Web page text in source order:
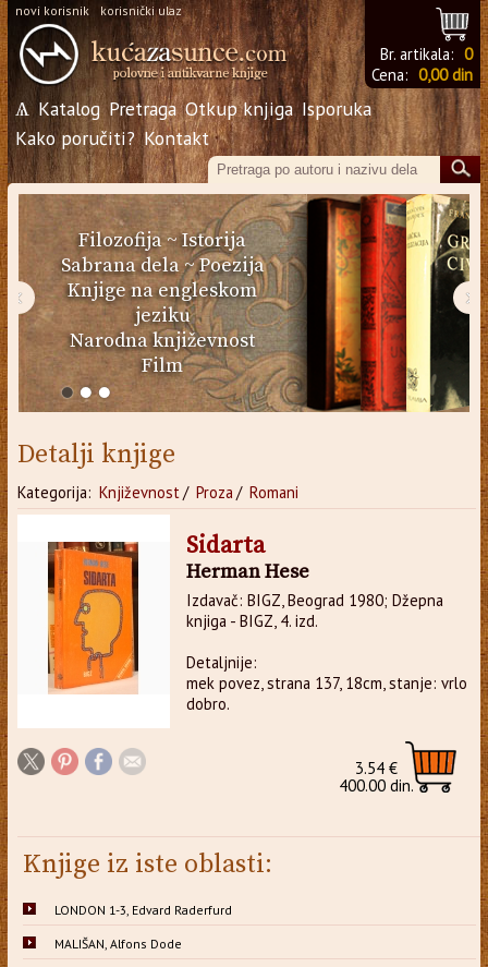
novi korisnik korisnički ulaz
Br. artikala: 0
Cena: 0,00 din
Ѧ Katalog Pretraga Otkup knjiga Isporuka
Kako poručiti? Kontakt
Filozofija~Istorija
Sabrana dela~Poezija
Knjige na engleskom
jeziku
Narodna književnost
Film
‹ ›
Detalji knjige
Kategorija: Književnost/ Proza/ Romani
Sidarta
Herman Hese
Izdavač: BIGZ, Beograd 1980; Džepna
knjiga - BIGZ, 4. izd.
Detaljnije:
mek povez, strana 137, 18cm, stanje: vrlo
dobro.
3.54 €
400.00 din.
Knjige iz iste oblasti:
LONDON 1-3, Edvard Raderfurd
MALIŠAN, Alfons Dode